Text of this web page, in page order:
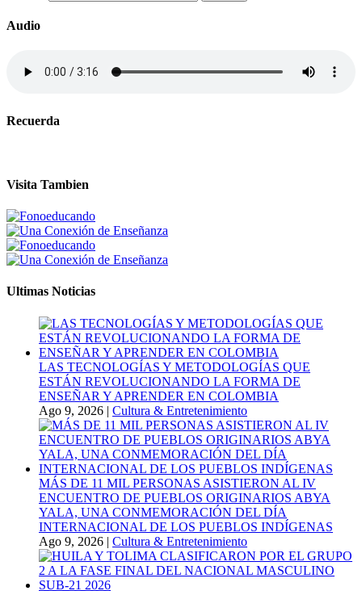
Audio
Recuerda
Visita Tambien
Ultimas Noticias
LAS TECNOLOGÍAS Y METODOLOGÍAS QUE
ESTÁN REVOLUCIONANDO LA FORMA DE
ENSEÑAR Y APRENDER EN COLOMBIA
Ago 9, 2026 | Cultura & Entretenimiento
MÁS DE 11 MIL PERSONAS ASISTIERON AL IV
ENCUENTRO DE PUEBLOS ORIGINARIOS ABYA
YALA, UNA CONMEMORACIÓN DEL DÍA
INTERNACIONAL DE LOS PUEBLOS INDÍGENAS
Ago 9, 2026 | Cultura & Entretenimiento